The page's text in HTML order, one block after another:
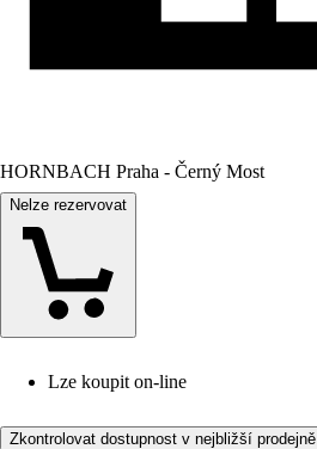
HORNBACH Praha - Černý Most
Nelze rezervovat
Lze koupit on-line
Zkontrolovat dostupnost v nejbližší prodejně